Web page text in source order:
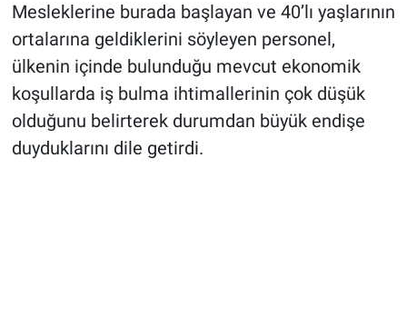
Mesleklerine burada başlayan ve 40’lı yaşlarının
ortalarına geldiklerini söyleyen personel,
ülkenin içinde bulunduğu mevcut ekonomik
koşullarda iş bulma ihtimallerinin çok düşük
olduğunu belirterek durumdan büyük endişe
duyduklarını dile getirdi.